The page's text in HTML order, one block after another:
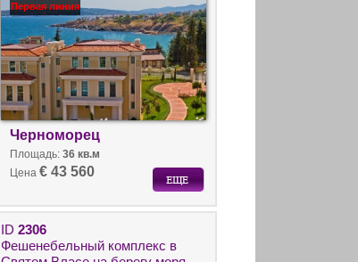
Первая линия
Черноморец
Площадь: 36 кв.м
Цена € 43 560
ID 2306
Фешенебельный комплекс в